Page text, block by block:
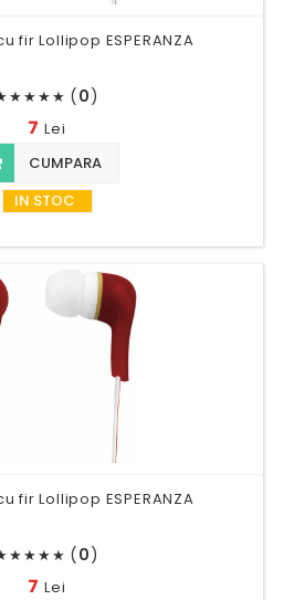
fir Lollipop ESPERANZA
★★★★ (0)
7Lei
CUMPARA
IN STOC
fir Lollipop ESPERANZA
★★★★ (0)
7Lei